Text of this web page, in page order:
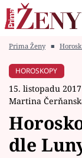
Módní alarm
Témata
Prima Ženy ■
HOROSKOPY
15. listopadu
Martina
dle